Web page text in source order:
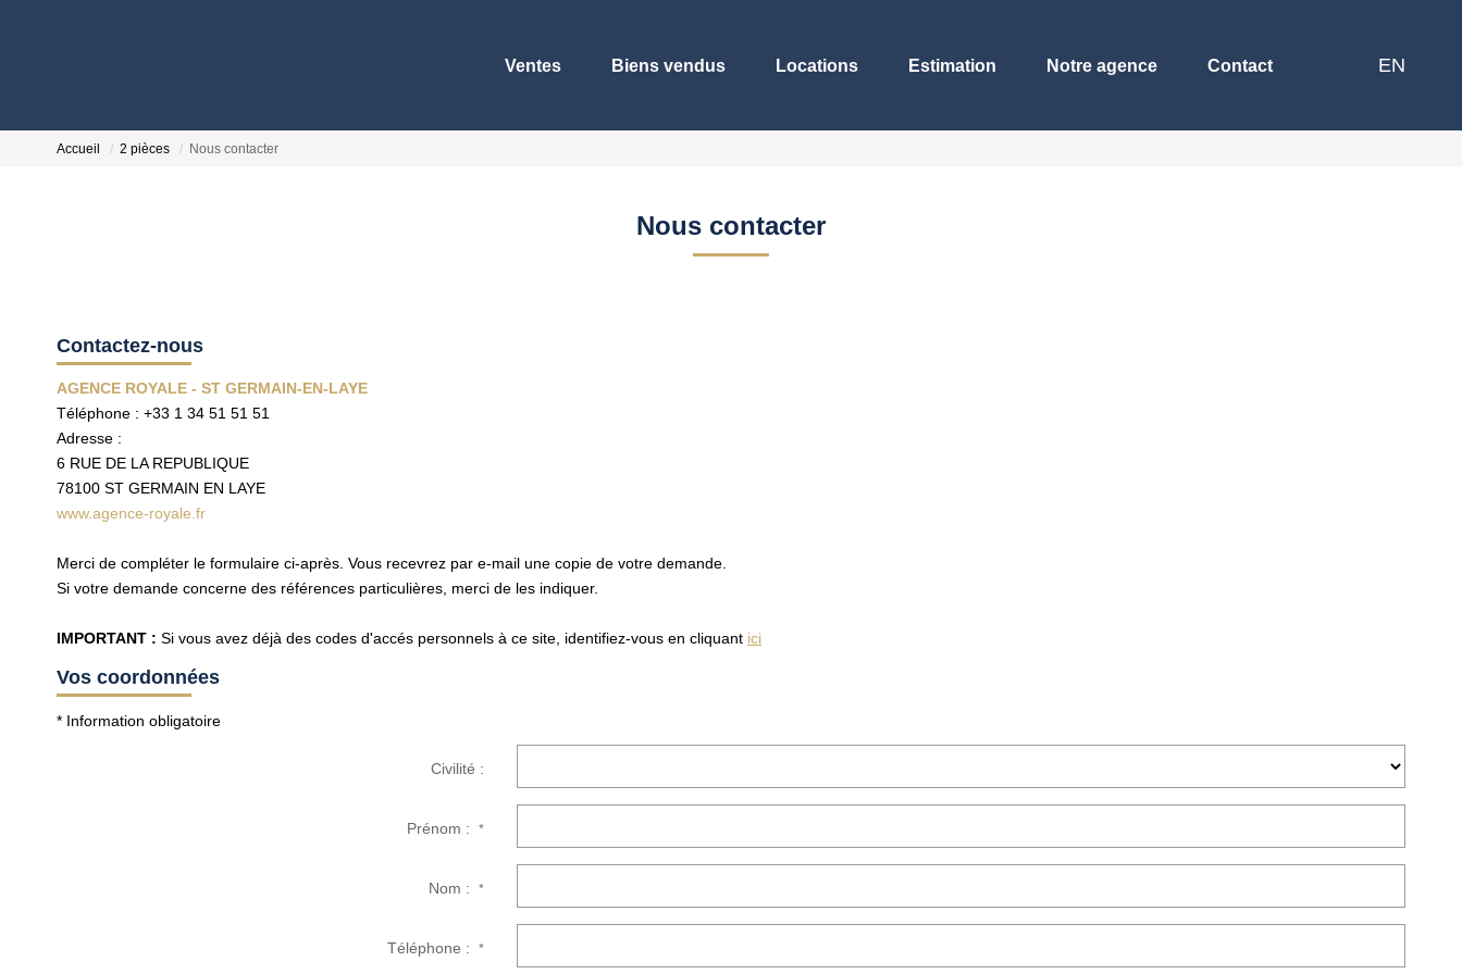
Ventes Biens vendus Locations Estimation Notre agence Contact EN
Accueil 2 pièces Nous contacter
Nous contacter
Contactez-nous
AGENCE ROYALE - ST GERMAIN-EN-LAYE
Téléphone : +33 1 34 51 51 51
Adresse :
6 RUE DE LA REPUBLIQUE
78100 ST GERMAIN EN LAYE
www.agence-royale.fr
Merci de compléter le formulaire ci-après. Vous recevrez par e-mail une copie de votre demande.
Si votre demande concerne des références particulières, merci de les indiquer.
IMPORTANT : Si vous avez déjà des codes d'accés personnels à ce site, identifiez-vous en cliquant ici
Vos coordonnées
* Information obligatoire
Civilité :
Prénom :*
Nom :*
Téléphone :*